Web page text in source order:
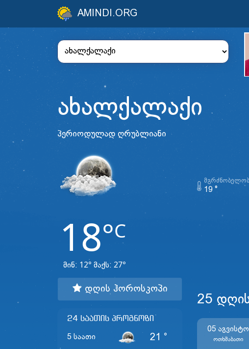
AMINDI.ORG
ახალქალაქი
პერიოდულად ღრუბლიანი
18°C
მინ: 12° მაქს: 27°
19 °
დღის ჰოროსკოპი
24 საათის პროგნოზი
5 საათი 21 °
25
05 Აგვისტო
Ოთხშაბათი